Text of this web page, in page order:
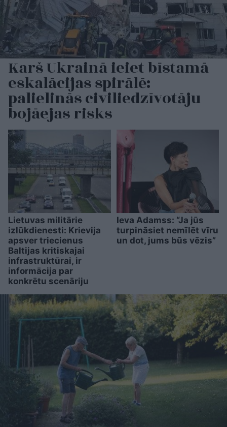
Karš Ukrainā ieiet bīstamā
eskalācijas spirālē:
palielinās civiliedzīvotāju
bojāejas risks
Lietuvas militārie
izlūkdienesti: Krievija
apsver triecienus
Baltijas kritiskajai
infrastruktūrai, ir
informācija par
konkrētu scenāriju
Ieva Adamss: “Ja jūs
turpināsiet nemīlēt vīru
un dot, jums būs vēzis”